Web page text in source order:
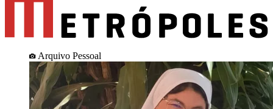
Arquivo Pessoal